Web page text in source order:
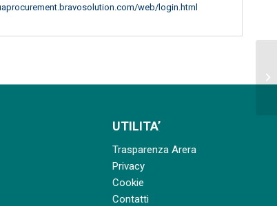
web/login.html
UTILITA’
Trasparenza Arera
Privacy
Cookie
Contatti
in